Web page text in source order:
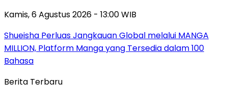
Kamis, 6 Agustus 2026 - 13:00 WIB
Shueisha Perluas Jangkauan Global melalui MANGA
MILLION, Platform Manga yang Tersedia dalam 100
Bahasa
Berita Terbaru